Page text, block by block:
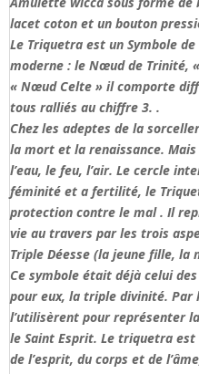
lacet coton et un bouton
Le Triquetra est un Symbole
moderne : le Nœud de Trinité,
« Nœud Celte » il comporte
tous ralliés au chiffre 3. .
Chez les adeptes de la
la mort et la renaissance.
l’eau, le feu, l’air. Le cercle
féminité et a fertilité, le
protection contre le mal . Il
vie au travers par les trois
Triple Déesse (la jeune fille,
Ce symbole était déjà celui
pour eux, la triple divinité. Par
l’utilisèrent pour représenter
le Saint Esprit. Le triquetra
de l’esprit, du corps et de